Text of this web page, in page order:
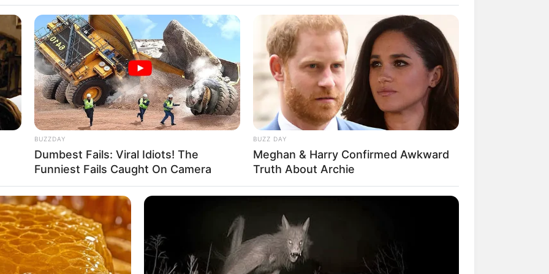
Kundalini,
Stres
WHATSAPP TELEGRAM LINE
meditasi yang bertujuan untuk meningkatkan energi
Serem! 9 Chat Ojek Online &
Merinding
BUZZDAY
Dumbest Fails: Viral Idiots! The
Funniest Fails Caught On Camera
BUZZ DAY
Meghan & Harry Confirmed Awkward
Truth About Archie